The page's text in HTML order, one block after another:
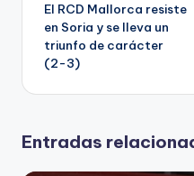
El RCD Mallorca resiste
en Soria y se lleva un
triunfo de carácter
(2-3)
Entradas